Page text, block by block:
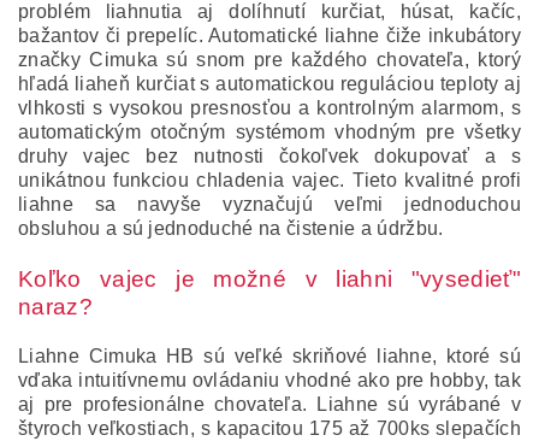
problém liahnutia aj dolíhnutí kurčiat, húsat, kačíc,
bažantov či prepelíc. Automatické liahne čiže inkubátory
značky Cimuka sú snom pre každého chovateľa, ktorý
hľadá liaheň kurčiat s automatickou reguláciou teploty aj
vlhkosti s vysokou presnosťou a kontrolným alarmom, s
automatickým otočným systémom vhodným pre všetky
druhy vajec bez nutnosti čokoľvek dokupovať a s
unikátnou funkciou chladenia vajec. Tieto kvalitné profi
liahne sa navyše vyznačujú veľmi jednoduchou
obsluhou a sú jednoduché na čistenie a údržbu.
Koľko vajec je možné v liahni "vysedieť"
naraz?
Liahne Cimuka HB sú veľké skriňové liahne, ktoré sú
vďaka intuitívnemu ovládaniu vhodné ako pre hobby, tak
aj pre profesionálne chovateľa. Liahne sú vyrábané v
štyroch veľkostiach, s kapacitou 175 až 700ks slepačích